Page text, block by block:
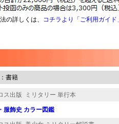
の詳しくは、 コチラより「ご利用ガイド
書籍
ス出版 ミリタリー 単行本
服飾史 カラー図鑑